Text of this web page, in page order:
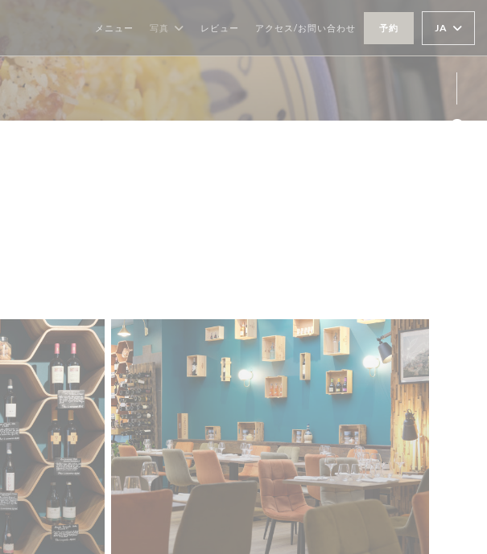
メニュー 写真 レビュー アクセス/お問い合わせ 予約 JA